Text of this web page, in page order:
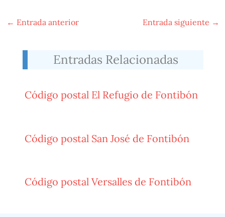
← Entrada anterior Entrada siguiente →
Entradas Relacionadas
Código postal El Refugio de Fontibón
Código postal San José de Fontibón
Código postal Versalles de Fontibón